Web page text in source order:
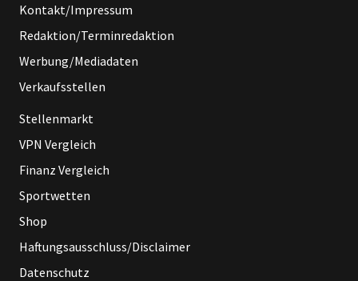
Kontakt/Impressum
Redaktion/Terminredaktion
Werbung/Mediadaten
Verkaufsstellen
Stellenmarkt
VPN Vergleich
Finanz Vergleich
Sportwetten
Shop
Haftungsausschluss/Disclaimer
Datenschutz